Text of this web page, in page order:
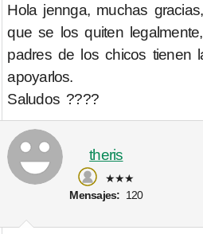
Hola jennga, muchas
que se los quiten
padres de los chicos tienen
apoyarlos.
Saludos ????
theris
★★★
Mensajes: 120